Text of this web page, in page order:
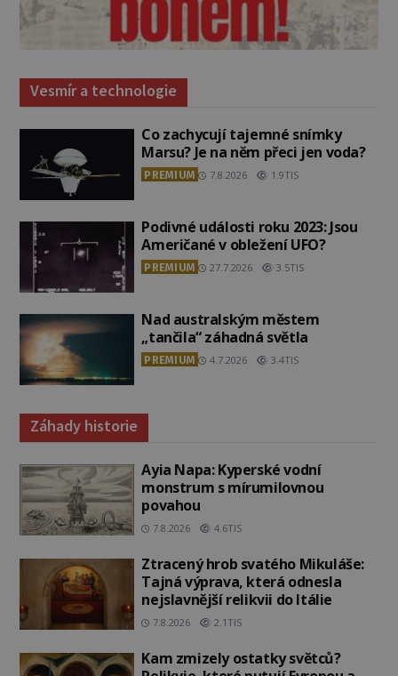
Vesmír a technologie
Co zachycují tajemné snímky
Marsu? Je na něm přeci jen voda?
PREMIUM 7.8.2026 1.9TIS
Podivné události roku 2023: Jsou
Američané v obležení UFO?
PREMIUM 27.7.2026 3.5TIS
Nad australským městem
„tančila“ záhadná světla
PREMIUM 4.7.2026 3.4TIS
Záhady historie
Ayia Napa: Kyperské vodní
monstrum s mírumilovnou
povahou
7.8.2026 4.6TIS
Ztracený hrob svatého Mikuláše:
Tajná výprava, která odnesla
nejslavnější relikvii do Itálie
7.8.2026 2.1TIS
Kam zmizely ostatky světců?